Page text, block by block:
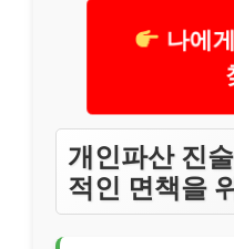
나에
개인파산 진
적인 면책을